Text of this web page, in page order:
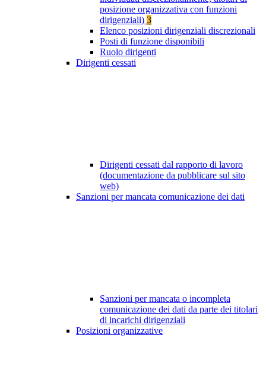
posizione organizzativa con funzioni
dirigenziali) 3
Elenco posizioni dirigenziali discrezionali
Posti di funzione disponibili
Ruolo dirigenti
Dirigenti cessati
Dirigenti cessati dal rapporto di lavoro
(documentazione da pubblicare sul sito
web)
Sanzioni per mancata comunicazione dei dati
Sanzioni per mancata o incompleta
comunicazione dei dati da parte dei titolari
di incarichi dirigenziali
Posizioni organizzative